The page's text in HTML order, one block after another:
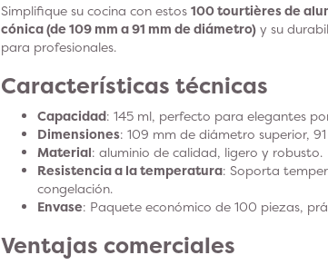
Simplifique su cocina con estos 100 tourtières de
cónica (de 109 mm a 91 mm de diámetro) y su
para profesionales.
Características técnicas
Capacidad: 145 ml, perfecto para elegantes
Dimensiones: 109 mm de diámetro superior,
Material: aluminio de calidad, ligero y robusto.
Resistencia a la temperatura: Soporta
congelación.
Envase: Paquete económico de 100 piezas,
Ventajas comerciales